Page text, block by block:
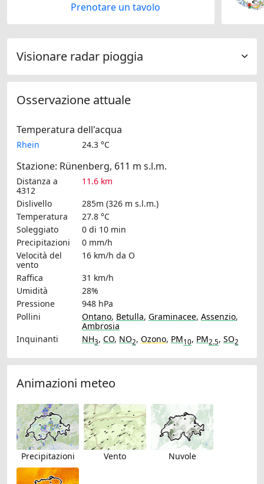
Prenotare un tavolo
Visionare radar pioggia
Osservazione attuale
Temperatura dell'acqua
Rhein 24.3 °C
Stazione: Rünenberg, 611 m s.l.m.
Distanza a
4312
11.6 km
Dislivello
285m (326 m s.l.m.)
Temperatura
27.8 °C
Soleggiato
0 di 10 min
Precipitazioni
0 mm/h
Velocità del
vento
16 km/h da O
Raffica
31 km/h
Umidità
28%
Pressione
948 hPa
Pollini
Ontano, Betulla, Graminacee, Assenzio,
Ambrosia
Inquinanti
NH3, CO, NO2, Ozono, PM10, PM2.5, SO2
Animazioni meteo
Precipitazioni Vento Nuvole